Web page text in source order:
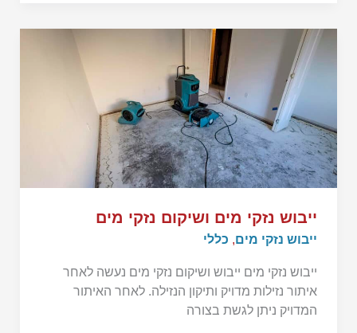
ייבוש נזקי מים ושיקום נזקי מים
ייבוש נזקי מים, כללי
ייבוש נזקי מים ייבוש ושיקום נזקי מים נעשה לאחר
איתור נזילות מדויק ותיקון הנזילה. לאחר האיתור
המדויק ניתן לגשת בצורה